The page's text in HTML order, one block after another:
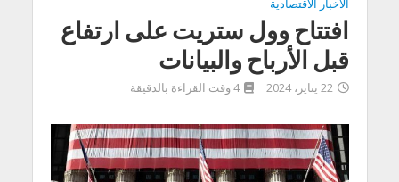
الاخبار الاقتصادية
افتتاح وول ستريت على ارتفاع
قبل الأرباح والبيانات
22 يناير، 2024 4 وقت القراءة بالدقيقة